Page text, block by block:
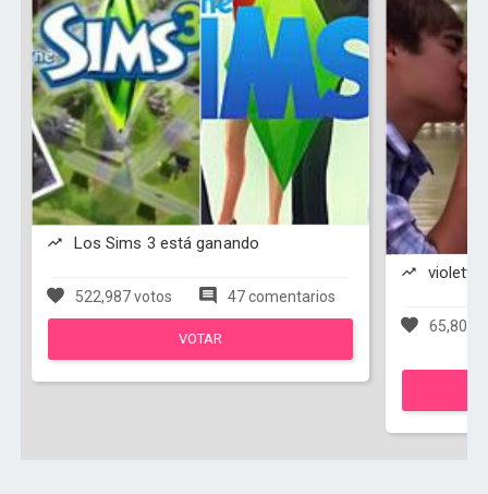
Los Sims 3 está ganando
522,987 votos 47 comentarios
VOTAR
violetta
65,803